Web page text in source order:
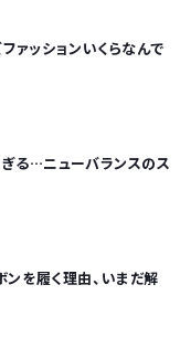
ァッションいくらなんで
る…ニューバランスのス
を履く理由、いまだ解